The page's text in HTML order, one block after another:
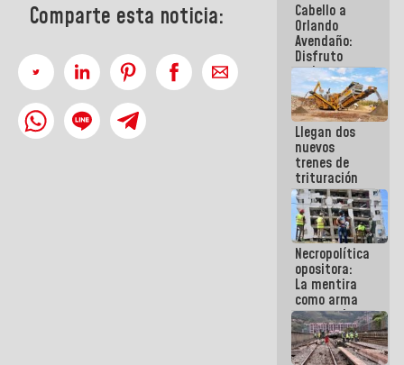
Comparte esta noticia: Cabello a
Orlando
Avendaño:
Disfruto
cada vez
que escribes
porque lo
que haces
es
embarrarla
Llegan dos
nuevos
trenes de
trituración
para
optimizar
manejo de
escombros
en La Guaira
Necropolítica
opositora:
La mentira
como arma
contra el
Pueblo